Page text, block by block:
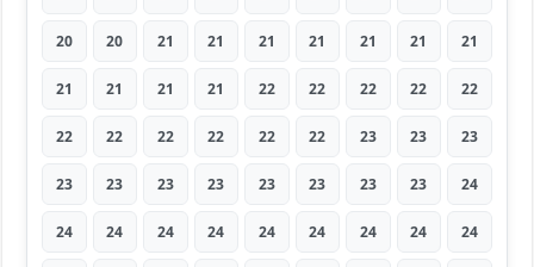
20 20 21 21 21 21 21 21 21
21 21 21 21 22 22 22 22 22
22 22 22 22 22 22 23 23 23
23 23 23 23 23 23 23 23 24
24 24 24 24 24 24 24 24 24